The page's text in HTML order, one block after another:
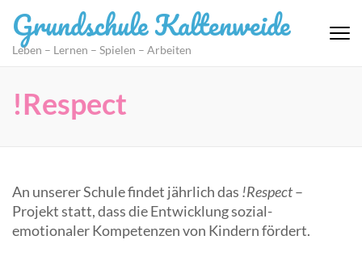
Inhalt
springen
Grundschule Kaltenweide
Leben – Lernen – Spielen – Arbeiten
!Respect
An unserer Schule findet jährlich das !Respect–
Projekt statt, dass die Entwicklung sozial-
emotionaler Kompetenzen von Kindern fördert.